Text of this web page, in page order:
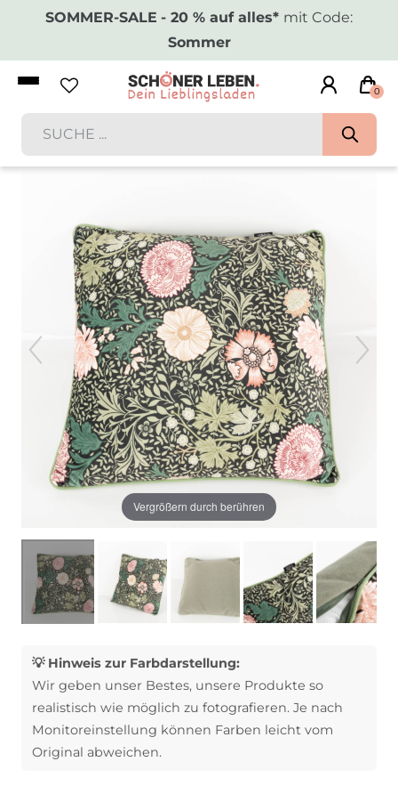
SOMMER-SALE - 20 % auf alles* mit Code:
Sommer
0
Vergrößern durch berühren
💡 Hinweis zur Farbdarstellung:
Wir geben unser Bestes, unsere Produkte so
realistisch wie möglich zu fotografieren. Je nach
Monitoreinstellung können Farben leicht vom
Original abweichen.